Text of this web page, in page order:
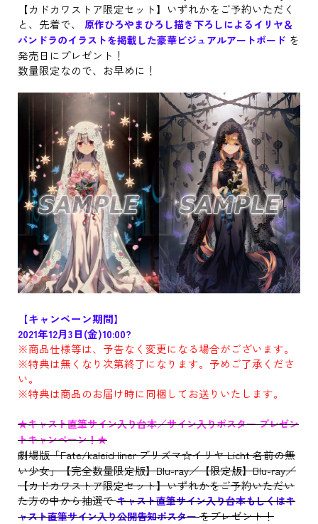
【カドカワストア限定セット】いずれかをご予約いただく
と、先着で、 原作ひろやまひろし描き下ろしによるイリヤ＆
パンドラのイラストを掲載した豪華ビジュアルアートボード を
発売日にプレゼント！
数量限定なので、お早めに！
【キャンペーン期間】
2021年12月3日(金)10:00?
※商品仕様等は、予告なく変更になる場合がございます。
※特典は無くなり次第終了になります。予めご了承くださ
い。
※特典は商品のお届け時に同梱してお送りいたします。
★キャスト直筆サイン入り台本／サイン入りポスター プレゼン
トキャンペーン！★
劇場版「Fate/kaleid liner プリズマ☆イリヤ Licht 名前の無
い少女」【完全数量限定版】Blu-ray／【限定版】Blu-ray／
【カドカワストア限定セット】いずれかをご予約いただい
た方の中から抽選でキャスト直筆サイン入り台本もしくはキ
ャスト直筆サイン入り公開告知ポスターをプレゼント！